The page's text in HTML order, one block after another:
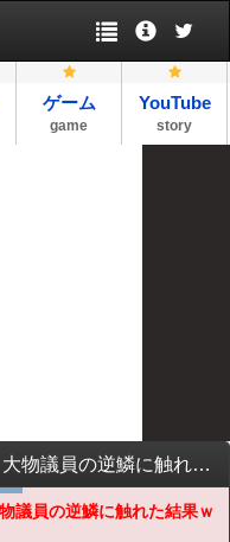
ゲーム
game
YouTube
story
【警告】論破王のひろゆきさん、大物議員の逆鱗に触れた結果ｗｗｗｗｗｗｗｗ
議員の逆鱗に触れた結果ｗ